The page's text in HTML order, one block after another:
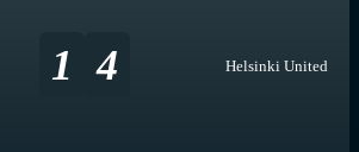
1 4 Helsinki United